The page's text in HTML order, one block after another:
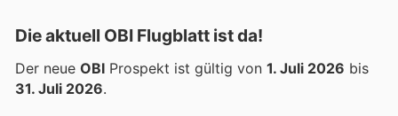
Die aktuell OBI Flugblatt ist da!
Der neue OBI Prospekt ist gültig von 1. Juli 2026 bis
31. Juli 2026.